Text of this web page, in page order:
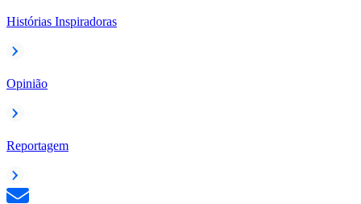
Histórias Inspiradoras
Opinião
Reportagem